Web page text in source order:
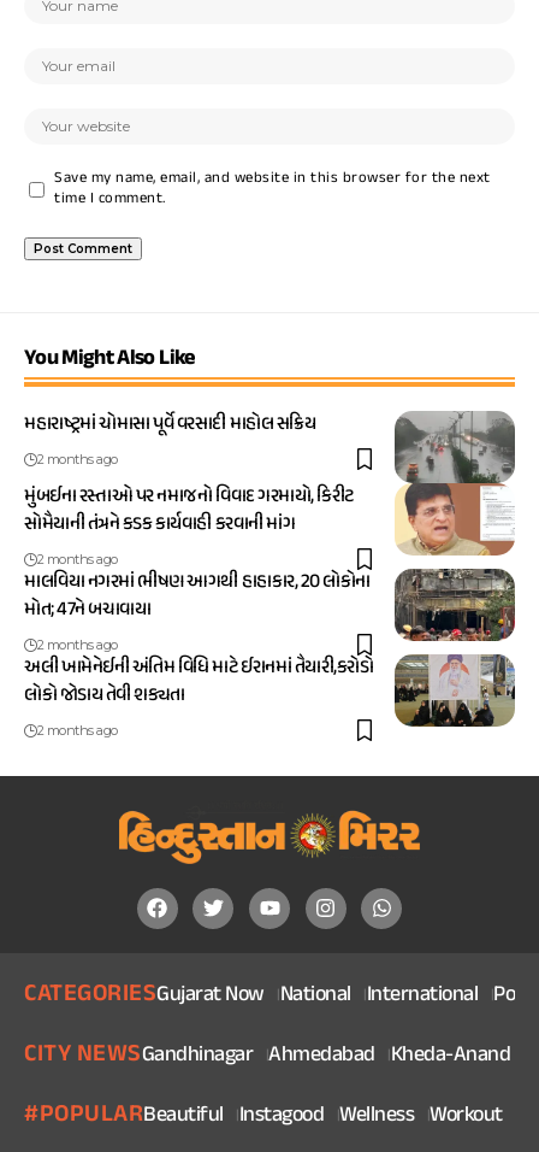
Save my name, email, and website in this browser for the next
time I comment.
You Might Also Like
મહારાષ્ટ્રમાં ચોમાસા પૂર્વે વરસાદી માહોલ સક્રિય
2 months ago
મુંબઈના રસ્તાઓ પર નમાજનો વિવાદ ગરમાયો, કિરીટ
સોમૈયાની તંત્રને કડક કાર્યવાહી કરવાની માંગ
2 months ago
માલવિયા નગરમાં ભીષણ આગથી હાહાકાર, 20 લોકોના
મોત; 47ને બચાવાયા
2 months ago
અલી ખામેનેઈની અંતિમ વિધિ માટે ઈરાનમાં તૈયારી,કરોડો
લોકો જોડાય તેવી શક્યતા
2 months ago
CATEGORIESGujarat Now National International
CITY NEWSGandhinagar Ahmedabad Kheda-Anand
#POPULARBeautiful Instagood Wellness Workout